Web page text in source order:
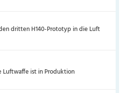
dritten H140-Prototyp in die Luft
Luftwaffe ist in Produktion